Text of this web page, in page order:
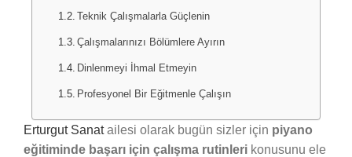
Teknik Çalışmalarla Güçlenin
Çalışmalarınızı Bölümlere Ayırın
Dinlenmeyi İhmal Etmeyin
Profesyonel Bir Eğitmenle Çalışın
Erturgut Sanatailesi olarak bugün sizler için piyano
eğitiminde başarı için çalışma rutinlerikonusunu ele